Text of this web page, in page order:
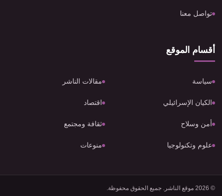
تواصل معنا
أقسام الموقع
سياسة مقالات الناشر
الكيان الإسرائيلي اقتصاد
أمن وسلاح ثقافة ومجتمع
علوم وتكنولوجيا منوعات
© 2026 موقع الناشر. جميع الحقوق محفوظة.